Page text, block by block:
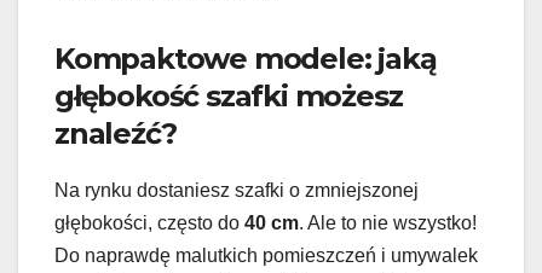
Kompaktowe modele: jaką
głębokość szafki możesz
znaleźć?
Na rynku dostaniesz szafki o zmniejszonej
głębokości, często do 40 cm. Ale to nie wszystko!
Do naprawdę malutkich pomieszczeń i umywalek